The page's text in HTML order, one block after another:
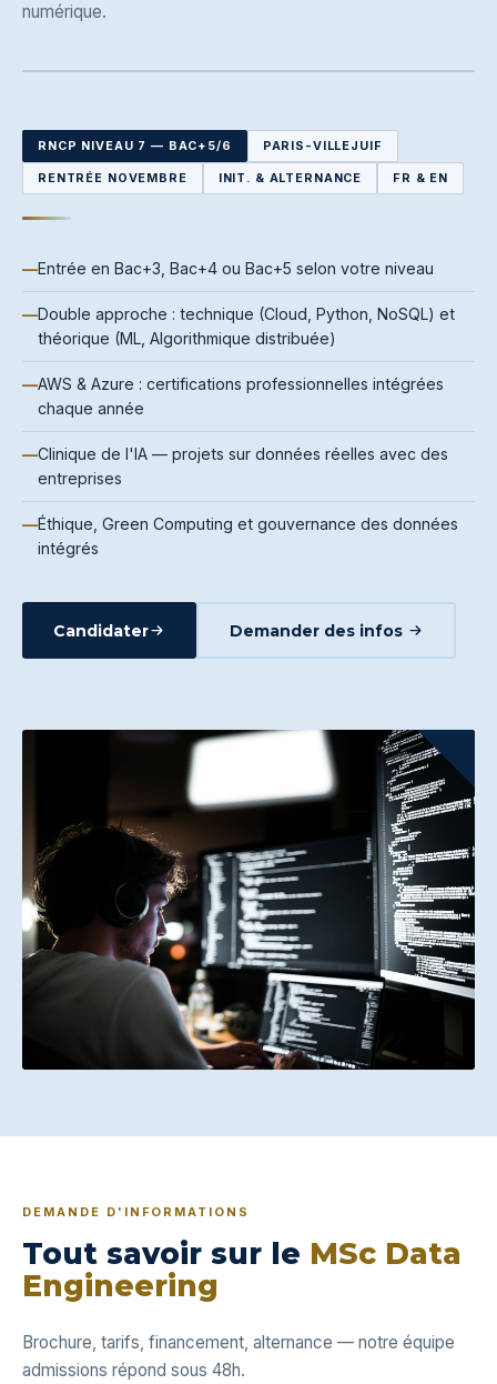
numérique.
RNCP NIVEAU 7 — BAC+5/6 PARIS-VILLEJUIF
RENTRÉE NOVEMBRE INIT. & ALTERNANCE FR & EN
Entrée en Bac+3, Bac+4 ou Bac+5 selon votre niveau
Double approche : technique (Cloud, Python, NoSQL) et
théorique (ML, Algorithmique distribuée)
AWS & Azure : certifications professionnelles intégrées
chaque année
Clinique de l'IA — projets sur données réelles avec des
entreprises
Éthique, Green Computing et gouvernance des données
intégrés
Candidater Demander des infos
DEMANDE D'INFORMATIONS
Tout savoir sur le MSc Data
Engineering
Brochure, tarifs, financement, alternance — notre équipe
admissions répond sous 48h.